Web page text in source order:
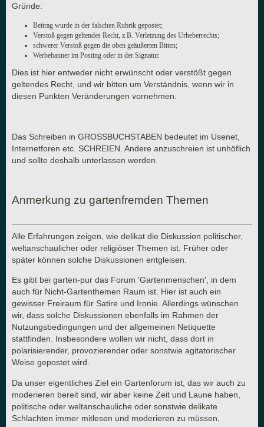
Gründe:
Beitrag wurde in der falschen Rubrik gepostet;
Verstoß gegen geltendes Recht, z.B. Verletzung des Urheberrechts;
schwerer Verstoß gegen die oben geäußerten Bitten;
Werbebanner im Posting oder in der Signatur.
Dies ist hier entweder nicht erwünscht oder verstößt gegen
geltendes Recht, und wir bitten um Verständnis, wenn wir in
diesen Punkten Veränderungen vornehmen.
Das Schreiben in GROSSBUCHSTABEN bedeutet im Usenet,
Internetforen etc. SCHREIEN. Andere anzuschreien ist unhöflich
und sollte deshalb unterlassen werden.
Anmerkung zu gartenfremden Themen
Alle Erfahrungen zeigen, wie delikat die Diskussion politischer,
weltanschaulicher oder religiöser Themen ist. Früher oder
später können solche Diskussionen entgleisen.
Es gibt bei garten-pur das Forum 'Gartenmenschen', in dem
auch für Nicht-Gartenthemen Raum ist. Hier ist auch ein
gewisser Freiraum für Satire und Ironie. Allerdings wünschen
wir, dass solche Diskussionen ebenfalls im Rahmen der
Nutzungsbedingungen und der allgemeinen Netiquette
stattfinden. Insbesondere wollen wir nicht, dass dort in
polarisierender, provozierender oder sonstwie agitatorischer
Weise gepostet wird.
Da unser eigentliches Ziel ein Gartenforum ist, das wir auch zu
moderieren bereit sind, wir aber keine Zeit und Laune haben,
politische oder weltanschauliche oder sonstwie delikate
Schlachten immer mitlesen und moderieren zu müssen,